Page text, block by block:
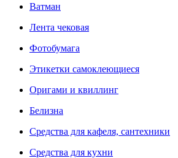
Ватман
Лента чековая
Фотобумага
Этикетки самоклеющиеся
Оригами и квиллинг
Белизна
Средства для кафеля, сантехники
Средства для кухни